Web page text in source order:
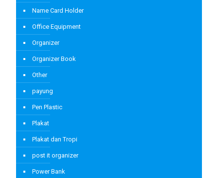
Name Card Holder
Office Equipment
Organizer
Organizer Book
Other
payung
Pen Plastic
Plakat
Plakat dan Tropi
post it organizer
Power Bank